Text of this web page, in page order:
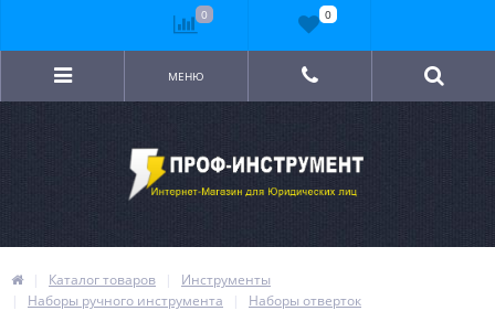
МЕНЮ
Каталог товаров
Инструменты
Наборы ручного инструмента
Наборы отверток
0 0